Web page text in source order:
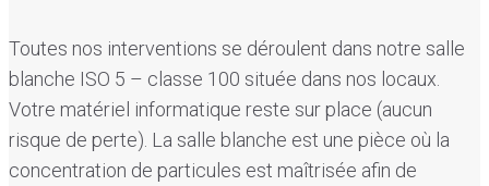
Toutes nos interventions se déroulent dans notre salle
blanche ISO 5 – classe 100 située dans nos locaux.
Votre matériel informatique reste sur place (aucun
risque de perte). La salle blanche est une pièce où la
concentration de particules est maîtrisée afin de